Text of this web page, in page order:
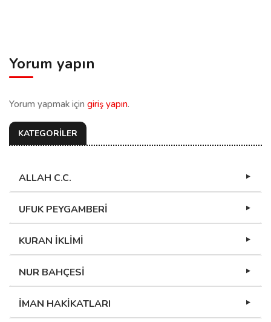
Yorum yapın
Yorum yapmak için giriş yapın.
KATEGORİLER
ALLAH C.C.
UFUK PEYGAMBERİ
KURAN İKLİMİ
NUR BAHÇESİ
İMAN HAKİKATLARI